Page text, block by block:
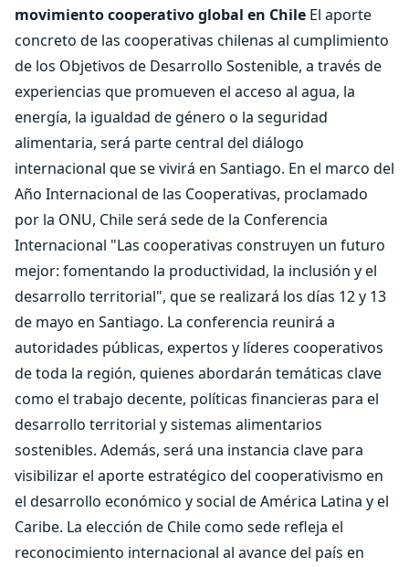
movimiento cooperativo global en Chile El aporte
concreto de las cooperativas chilenas al cumplimiento
de los Objetivos de Desarrollo Sostenible, a través de
experiencias que promueven el acceso al agua, la
energía, la igualdad de género o la seguridad
alimentaria, será parte central del diálogo
internacional que se vivirá en Santiago. En el marco del
Año Internacional de las Cooperativas, proclamado
por la ONU, Chile será sede de la Conferencia
Internacional "Las cooperativas construyen un futuro
mejor: fomentando la productividad, la inclusión y el
desarrollo territorial", que se realizará los días 12 y 13
de mayo en Santiago. La conferencia reunirá a
autoridades públicas, expertos y líderes cooperativos
de toda la región, quienes abordarán temáticas clave
como el trabajo decente, políticas financieras para el
desarrollo territorial y sistemas alimentarios
sostenibles. Además, será una instancia clave para
visibilizar el aporte estratégico del cooperativismo en
el desarrollo económico y social de América Latina y el
Caribe. La elección de Chile como sede refleja el
reconocimiento internacional al avance del país en